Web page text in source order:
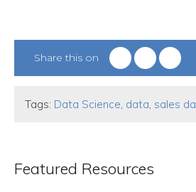
Share this on
Tags: Data Science, data, sales
Featured Resources